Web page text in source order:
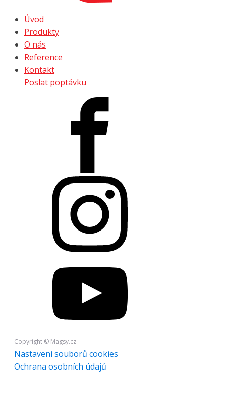
Úvod
Produkty
O nás
Reference
Kontakt
Poslat poptávku
Copyright © Magsy.cz
Nastavení souborů cookies
Ochrana osobních údajů